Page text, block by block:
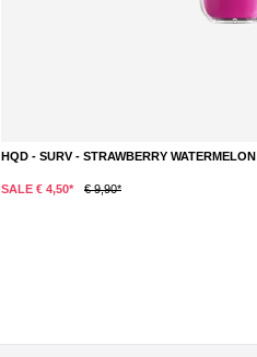
HQD - SURV - STRAWBERRY WATERMELON
SALE € 4,50* € 9,90*
DETAILS